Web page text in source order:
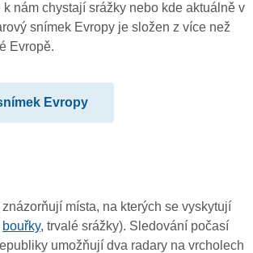
k nám chystají srážky nebo kde aktuálně v
snímek Evropy je složen z více než
Evropě.
Evropy
místa, na kterých se vyskytují
bouřky, trvalé srážky). Sledování počasí
umožňují dva radary na vrcholech